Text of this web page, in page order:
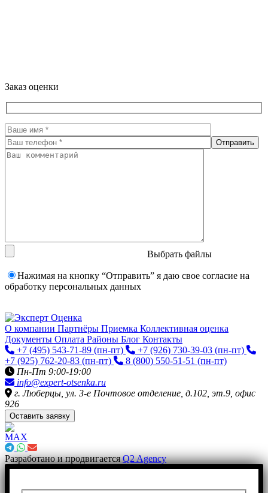
Заказ оценки
Выбрать файлы
Нажимая на кнопку “Отправить” я даю свое согласие на
обработку персональных данных
О компании Партнёры Приемка Коллективная оценка
Документы Оплата Районы Блог Контакты
+7 (495) 543-71-89 (пн-пт) +7 (926) 730-39-03 (пн-пт)
+7 (925) 762-20-83 (пн-пт) 8 (800) 550-51-51 (пн-пт)
Пн-Пт 9:00-19:00
info@expert-otsenka.ru
г. Люберцы, ул. 3-е Почтовое отделение, д.102, эт.9, офис
926
Оставить заявку
Разработано и продвигаетсяQ2 Agency